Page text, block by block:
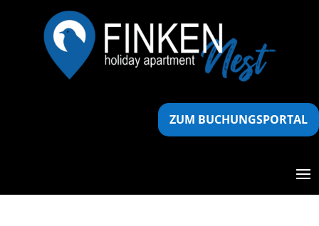
ZUM BUCHUNGSPORTAL